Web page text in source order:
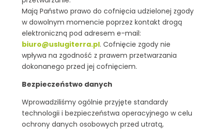
Mają Państwo prawo do cofnięcia udzielonej zgody
w dowolnym momencie poprzez kontakt drogą
elektroniczną pod adresem e-mail:
biuro@uslugiterra.pl. Cofnięcie zgody nie
wpływa na zgodność z prawem przetwarzania
dokonanego przed jej cofnięciem.
Bezpieczeństwo danych
Wprowadziliśmy ogólnie przyjęte standardy
technologii i bezpieczeństwa operacyjnego w celu
ochrony danych osobowych przed utratą,